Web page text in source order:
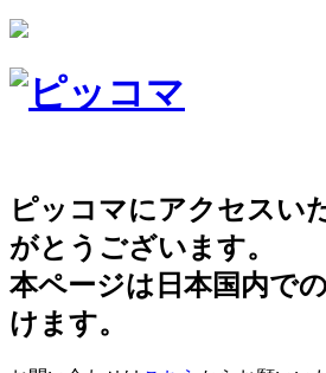
ピッコマにアクセスい
がとうございます。
本ページは日本国内で
けます。